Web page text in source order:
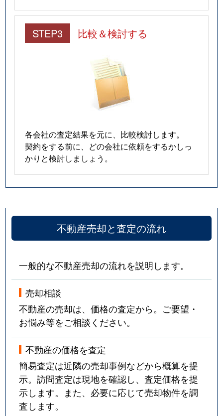
STEP3 比較＆検討する
各会社の査定結果を元に、比較検討します。
契約をする前に、どの会社に依頼をするかしっ
かりと検討しましょう。
不動産売却と査定の流れ
一般的な不動産売却の流れを説明します。
売却相談
不動産の売却は、価格の査定から。ご要望・
お悩み等をご相談ください。
不動産の価格を査定
簡易査定は近隣の売却事例などから概算を提
示。訪問査定は現地を確認し、査定価格を提
示します。また、必要に応じて売却物件を調
査します。